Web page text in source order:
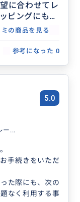
に合わせてレ
ピングにも回
お客様とご相
の商品を見る
参考になった 0
5.0
ー...
手続きをいただ
た際にも、次の
なく利用する事